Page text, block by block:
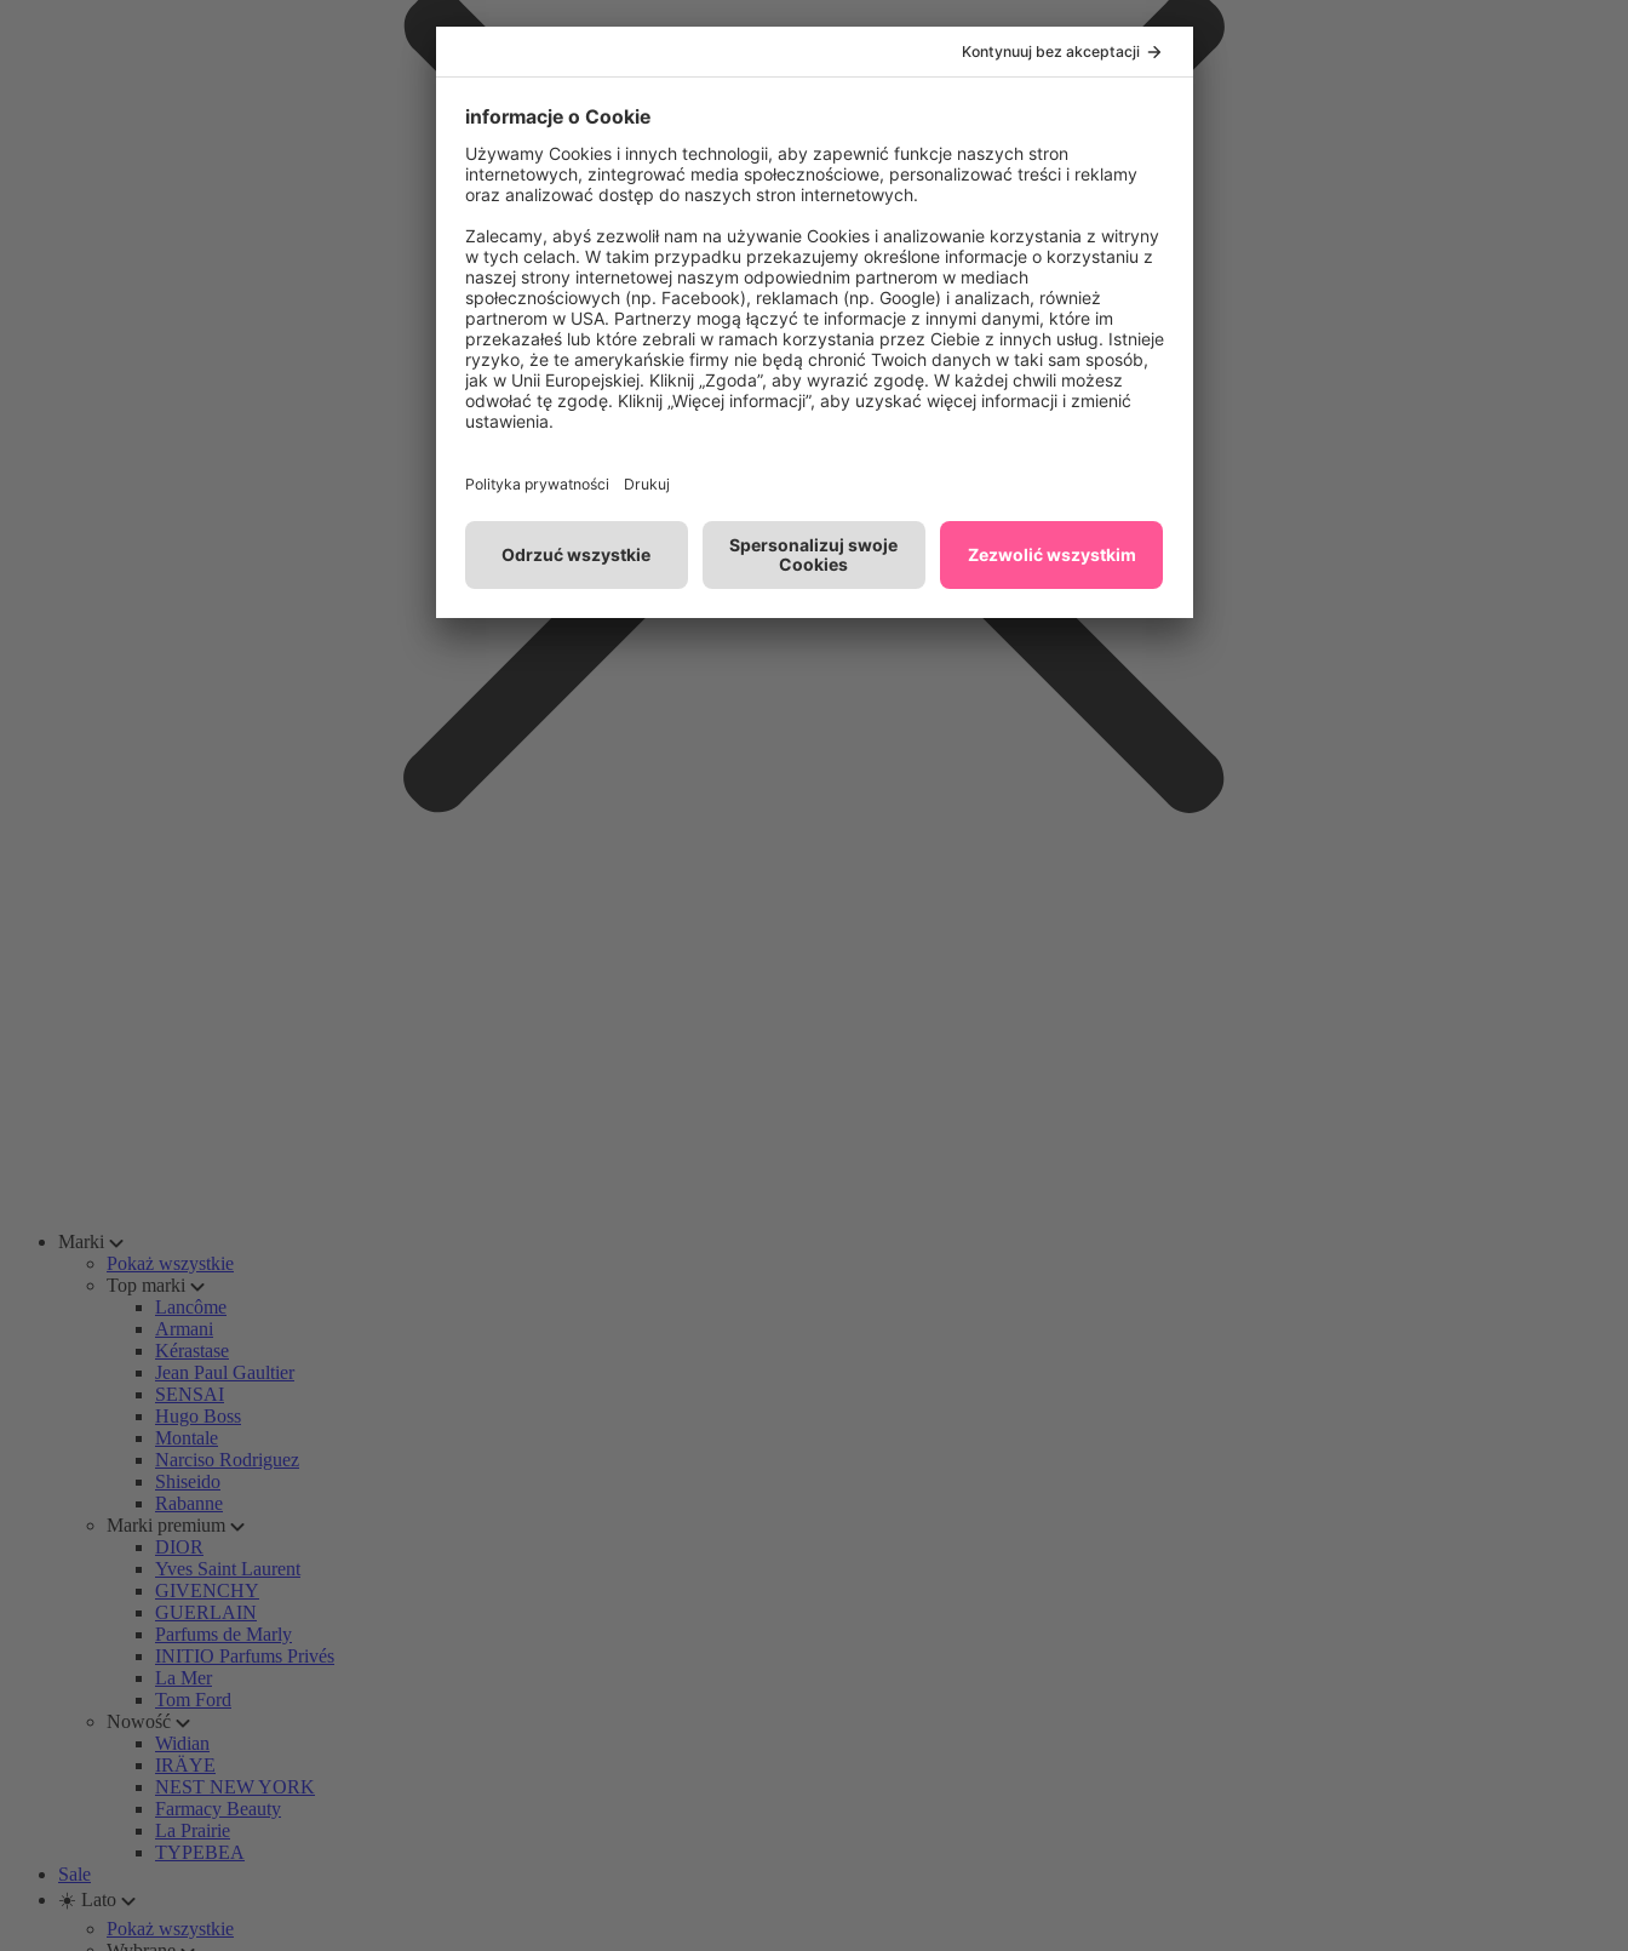
Marki
Pokaż wszystkie
Top marki
Lancôme
Armani
Kérastase
Jean Paul Gaultier
SENSAI
Hugo Boss
Montale
Narciso Rodriguez
Shiseido
Rabanne
Marki premium
DIOR
Yves Saint Laurent
GIVENCHY
GUERLAIN
Parfums de Marly
INITIO Parfums Privés
La Mer
Tom Ford
Nowość
Widian
IRÄYE
NEST NEW YORK
Farmacy Beauty
La Prairie
TYPEBEA
Sale
☀️ Lato
Pokaż wszystkie